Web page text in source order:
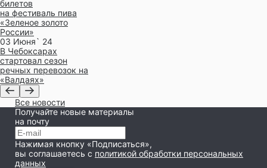
билетов
на фестиваль пива
«Зеленое золото
России»
03 Июня` 24
В Чебоксарах
стартовал сезон
речных перевозок на
«Валдаях»
Все новости
Получайте новые материалы
на почту
Нажимая кнопку «Подписаться»,
вы соглашаетесь с политикой обработки персональных
данных